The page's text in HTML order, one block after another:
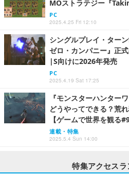
MOストラテジー『
PC
2025.4.25 Fri 12:10
シングルプレイ・ター
ゼロ・カンパニー』正
|S向けに2026年発売
PC
2025.4.19 Sat 17:25
『モンスターハンター
どうやってできる？荒
【ゲームで世界を観る
連載・特集
2025.5.4 Sun 14:00
特集アクセスラ